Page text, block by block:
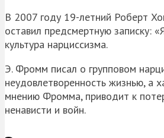
В 2007 году 19-летний Роберт
оставил предсмертную записку:
культура нарциссизма.
Э. Фромм писал о групповом
неудовлетворенность жизнью, а
мнению Фромма, приводит к
ненависти и войн.